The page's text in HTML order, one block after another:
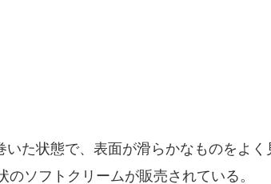
た状態で、表面が滑らかなものをよ
のソフトクリームが販売されている。